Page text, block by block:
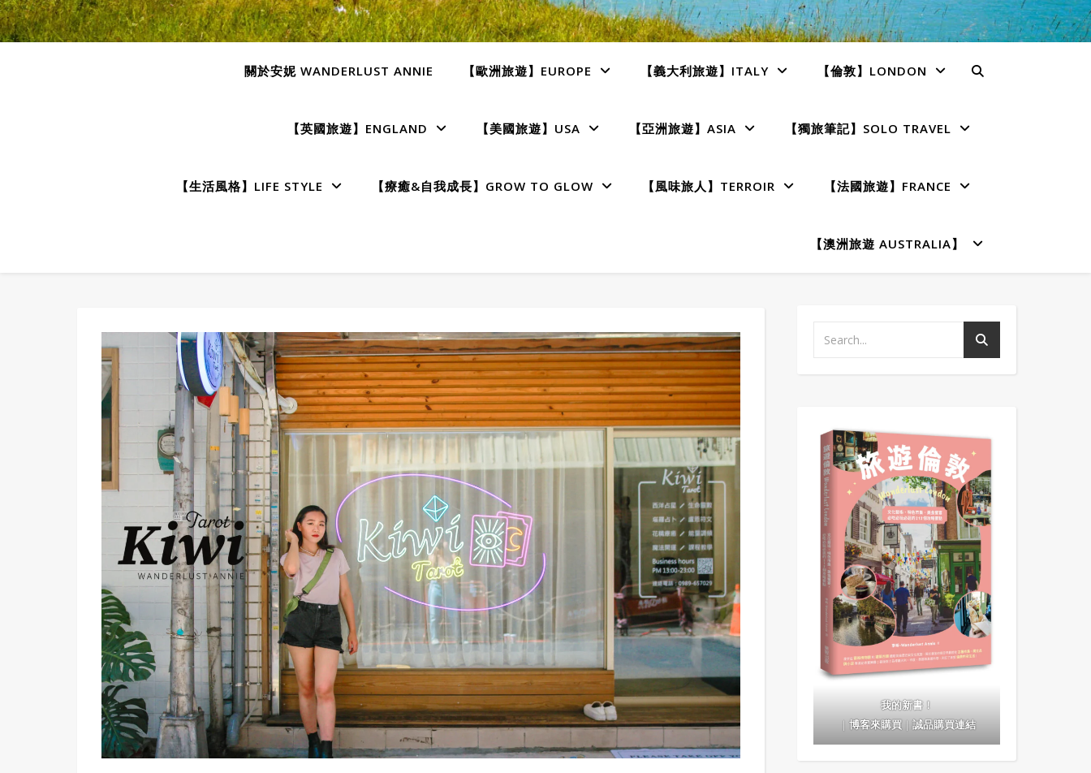
關於安妮 WANDERLUST ANNIE 【歐洲旅遊】EUROPE 【義大利旅遊】ITALY 【倫敦】LONDON
【英國旅遊】ENGLAND 【美國旅遊】USA 【亞洲旅遊】ASIA 【獨旅筆記】SOLO TRAVEL
【生活風格】LIFE STYLE 【療癒&自我成長】GROW TO GLOW 【風味旅人】TERROIR 【法國旅遊】FRANCE
【澳洲旅遊 AUSTRALIA】
我的新書！
｜博客來購買｜誠品購買連結